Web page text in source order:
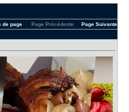
Page Suivante
Page Précédente
de page